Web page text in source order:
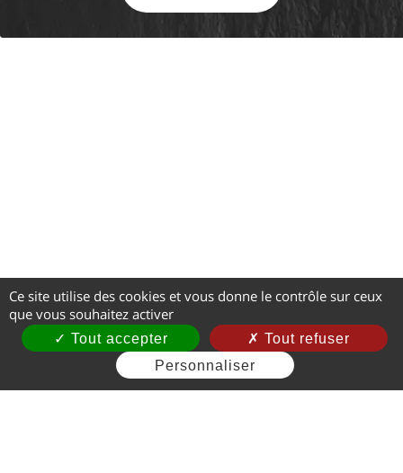
Ce site utilise des cookies et vous donne le contrôle sur ceux
que vous souhaitez activer
Tout accepter
Tout refuser
Personnaliser